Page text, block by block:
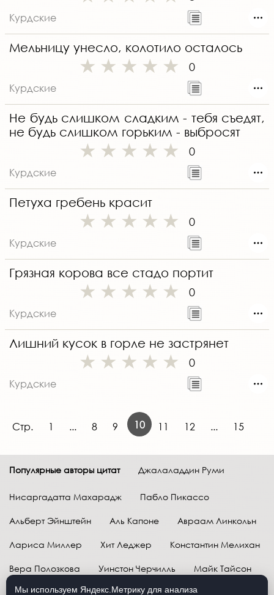
Курдские
Мельницу унесло, колотило осталось
0
Курдские
Не будь слишком сладким - тебя съедят,
не будь слишком горьким - выбросят
0
Курдские
Петуха гребень красит
0
Курдские
Грязная корова все стадо портит
0
Курдские
Лишний кусок в горле не застрянет
0
Курдские
Стр. 1 ... 8 9 10 11 12 ... 15
Популярные авторы цитат Джалаладдин Руми
Нисаргадатта Махарадж Пабло Пикассо
Альберт Эйнштейн Аль Капоне Авраам Линкольн
Лариса Миллер Хит Леджер Константин Мелихан
Вера Полозкова Уинстон Черчилль Майк Тайсон
Марк Твен Расул Гамзатов Грег Плитт
Мы используем Яндекс.Метрику для анализа